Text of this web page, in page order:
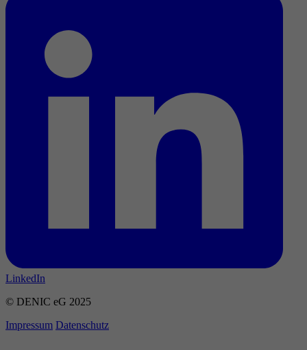
LinkedIn
© DENIC eG 2025
Impressum Datenschutz